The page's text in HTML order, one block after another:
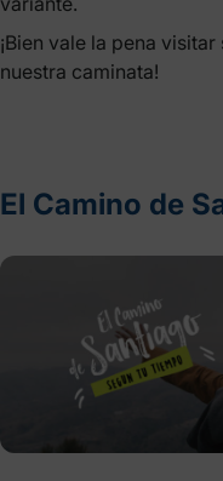
¡Bien vale la pena
nuestra caminata!
El Camino de